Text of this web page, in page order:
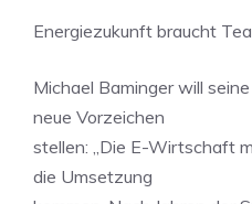
Energiezukunft braucht
Michael Baminger will
neue Vorzeichen
stellen: „Die E-Wirtschaft
die Umsetzung